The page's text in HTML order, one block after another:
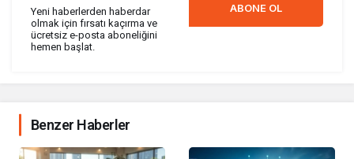
Yeni haberlerden haberdar
olmak için fırsatı kaçırma ve
ücretsiz e-posta aboneliğini
hemen başlat.
ABONE OL
Benzer Haberler